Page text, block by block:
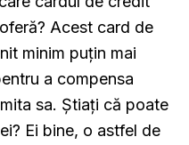
Acest card de
minim puțin mai
a compensa
sa. Știați că poate
Ei bine, o astfel de